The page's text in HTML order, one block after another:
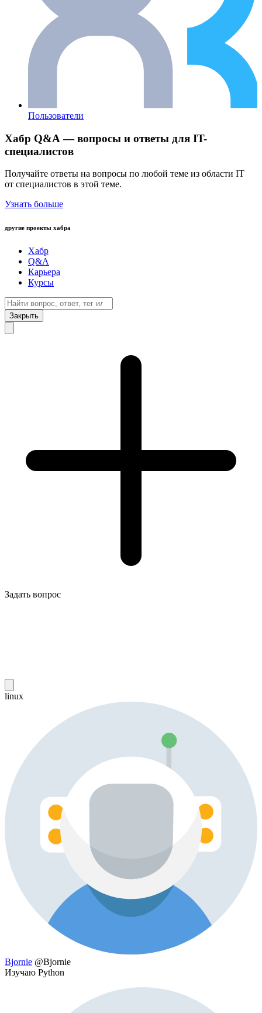
Пользователи
Хабр Q&A — вопросы и ответы для IT-
специалистов
Получайте ответы на вопросы по любой теме из области IT
от специалистов в этой теме.
Узнать больше
другие проекты хабра
Хабр
Q&A
Карьера
Курсы
Закрыть
Задать вопрос
linux
Bjornie @Bjornie
Изучаю Python